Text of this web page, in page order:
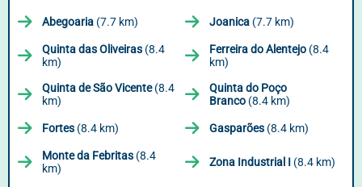
Abegoaria (7.7 km) Joanica (7.7 km)
Quinta das Oliveiras (8.4
km)
Ferreira do Alentejo (8.4
km)
Quinta de São Vicente(8.4
km)
Quinta do Poço
Branco (8.4 km)
Fortes (8.4 km) Gasparões (8.4 km)
Monte da Febritas (8.4
km)
Zona Industrial I (8.4 km)